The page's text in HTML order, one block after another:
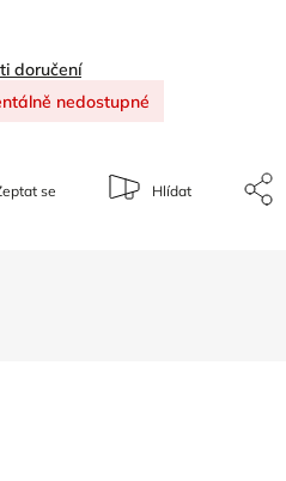
doručení
nedostupné
se Hlídat